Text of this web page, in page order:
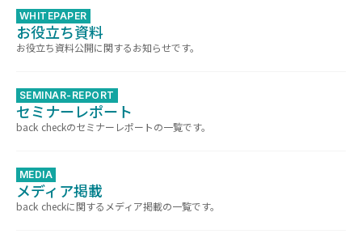
WHITEPAPER
お役立ち資料
お役立ち資料公開に関するお知らせです。
SEMINAR-REPORT
セミナーレポート
back checkのセミナーレポートの一覧です。
MEDIA
メディア掲載
back checkに関するメディア掲載の一覧です。